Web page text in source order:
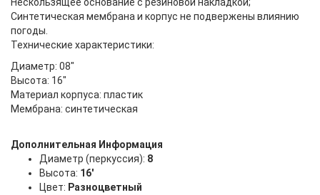
Нескользящее основание с резиновой накладкой;
Синтетическая мембрана и корпус не подвержены влиянию
погоды.
Технические характеристики:
Диаметр: 08"
Высота: 16"
Материал корпуса: пластик
Мембрана: синтетическая
Дополнительная Информация
Диаметр (перкуссия): 8
Высота: 16'
Цвет: Разноцветный